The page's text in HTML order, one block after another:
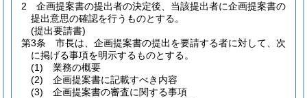
2
企画提案書の提出者の決定後、当該提出者に企画提案書の
提出意思の確認を行うものとする。
(提出要請書)
第3条
市長は、企画提案書の提出を要請する者に対して、次
に掲げる事項を明示するものとする。
(1)
業務の概要
(2)
企画提案書に記載すべき内容
(3)
企画提案書の審査に関する事項